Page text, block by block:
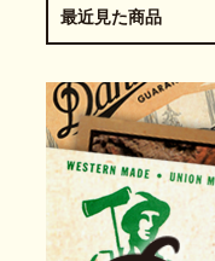
最近見た商品